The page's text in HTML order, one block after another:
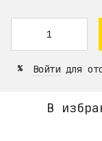
% Войти для
В